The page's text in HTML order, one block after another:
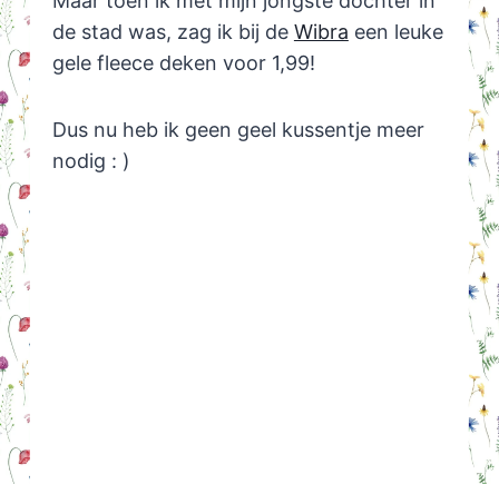
de stad was, zag ik bij de Wibra een leuke
gele fleece deken voor 1,99!
Dus nu heb ik geen geel kussentje meer
nodig : )